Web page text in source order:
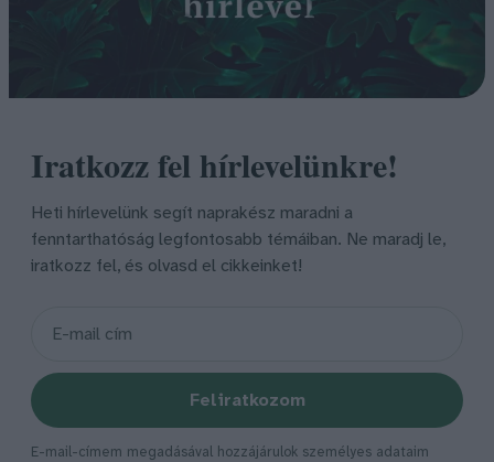
Iratkozz fel hírlevelünkre!
Heti hírlevelünk segít naprakész maradni a
fenntarthatóság legfontosabb témáiban. Ne maradj le,
iratkozz fel, és olvasd el cikkeinket!
Feliratkozom
E-mail-címem megadásával hozzájárulok személyes adataim